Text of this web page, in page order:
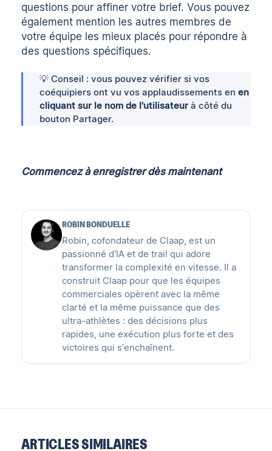
questions pour affiner votre brief. Vous pouvez
également mention les autres membres de
votre équipe les mieux placés pour répondre à
des questions spécifiques.
💡 Conseil : vous pouvez vérifier si vos
coéquipiers ont vu vos applaudissements en en
cliquant sur le nom de l'utilisateur à côté du
bouton Partager.
Commencez à enregistrer dès maintenant
ROBIN BONDUELLE
Robin, cofondateur de Claap, est un
passionné d’IA et de trail qui adore
transformer la complexité en vitesse. Il a
construit Claap pour que les équipes
commerciales opèrent avec la même
clarté et la même puissance que des
ultra-athlètes : des décisions plus
rapides, une exécution plus forte et des
victoires qui s’enchaînent.
ARTICLES SIMILAIRES